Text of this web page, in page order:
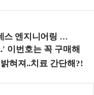
과정 (8/20 신논현역)